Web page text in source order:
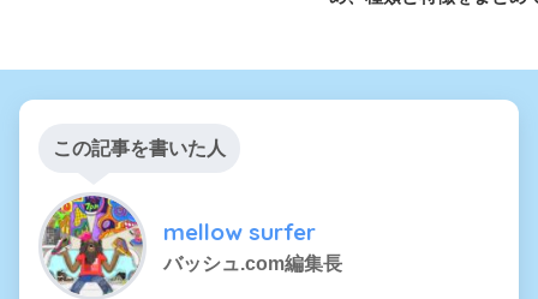
この記事を書いた人
mellow surfer
バッシュ.com編集長